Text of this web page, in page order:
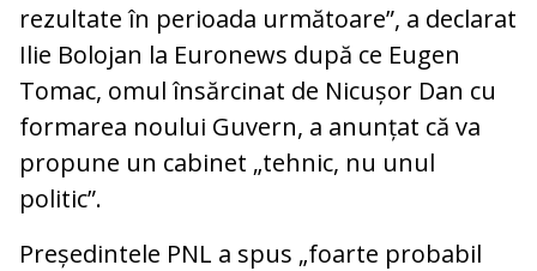
rezultate în perioada următoare”, a declarat
Ilie Bolojan la Euronews după ce Eugen
Tomac, omul însărcinat de Nicușor Dan cu
formarea noului Guvern, a anunțat că va
propune un cabinet „tehnic, nu unul
politic”.
Președintele PNL a spus „foarte probabil